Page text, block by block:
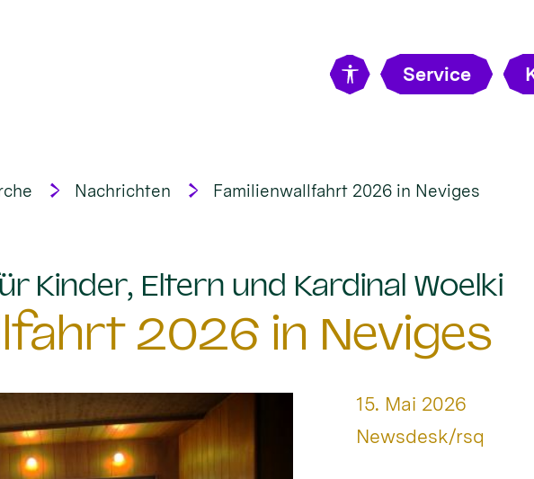
Service
Nachrichten Familienwallfahrt 2026 in Neviges
Kinder, Eltern und Kardinal Woelki:
2026 in Neviges
Datum:
15. Mai 2026
Von:
Newsdesk/rsq